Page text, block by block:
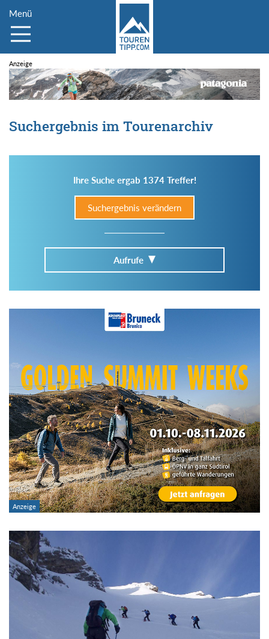
Menü
Suchergebnis im Tourenarchiv
Ihre Suche ergab 1374 Treffer!
Suchergebnis verändern
Aufrufe
Im Tourenarchiv suchen
Region:
Gebirge:
Art der Tour:
Schwierigkeitsgrad:
von
Kondition (Tourdauer):